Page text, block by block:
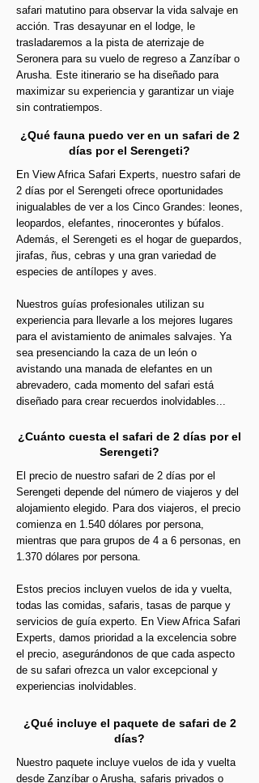
safari matutino para observar la vida salvaje en
acción. Tras desayunar en el lodge, le
trasladaremos a la pista de aterrizaje de
Seronera para su vuelo de regreso a Zanzíbar o
Arusha. Este itinerario se ha diseñado para
maximizar su experiencia y garantizar un viaje
sin contratiempos.
¿Qué fauna puedo ver en un safari de 2
días por el Serengeti?
En View Africa Safari Experts, nuestro safari de
2 días por el Serengeti ofrece oportunidades
inigualables de ver a los Cinco Grandes: leones,
leopardos, elefantes, rinocerontes y búfalos.
Además, el Serengeti es el hogar de guepardos,
jirafas, ñus, cebras y una gran variedad de
especies de antílopes y aves.
Nuestros guías profesionales utilizan su
experiencia para llevarle a los mejores lugares
para el avistamiento de animales salvajes. Ya
sea presenciando la caza de un león o
avistando una manada de elefantes en un
abrevadero, cada momento del safari está
diseñado para crear recuerdos inolvidables...
¿Cuánto cuesta el safari de 2 días por el
Serengeti?
El precio de nuestro safari de 2 días por el
Serengeti depende del número de viajeros y del
alojamiento elegido. Para dos viajeros, el precio
comienza en 1.540 dólares por persona,
mientras que para grupos de 4 a 6 personas, en
1.370 dólares por persona.
Estos precios incluyen vuelos de ida y vuelta,
todas las comidas, safaris, tasas de parque y
servicios de guía experto. En View Africa Safari
Experts, damos prioridad a la excelencia sobre
el precio, asegurándonos de que cada aspecto
de su safari ofrezca un valor excepcional y
experiencias inolvidables.
¿Qué incluye el paquete de safari de 2
días?
Nuestro paquete incluye vuelos de ida y vuelta
desde Zanzíbar o Arusha, safaris privados o